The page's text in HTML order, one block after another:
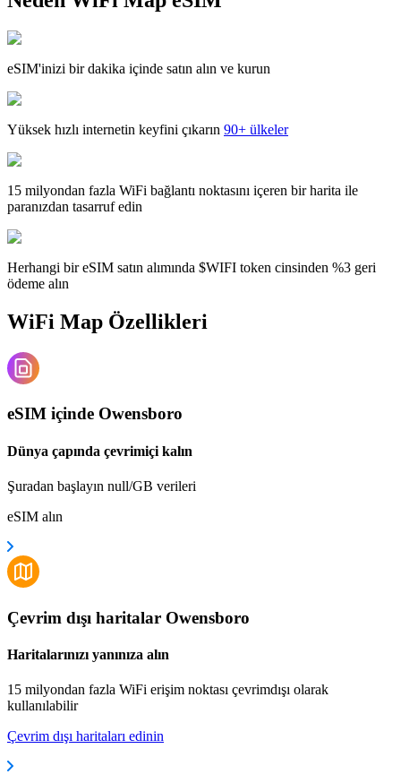
eSIM'inizi bir dakika içinde satın alın ve kurun
Yüksek hızlı internetin keyfini çıkarın 90+ ülkeler
15 milyondan fazla WiFi bağlantı noktasını içeren bir harita ile
paranızdan tasarruf edin
Herhangi bir eSIM satın alımında $WIFI token cinsinden %3 geri
ödeme alın
WiFi Map Özellikleri
eSIM içinde Owensboro
Dünya çapında çevrimiçi kalın
Şuradan başlayın null/GB verileri
eSIM alın
Çevrim dışı haritalar Owensboro
Haritalarınızı yanınıza alın
15 milyondan fazla WiFi erişim noktası çevrimdışı olarak
kullanılabilir
Çevrim dışı haritaları edinin